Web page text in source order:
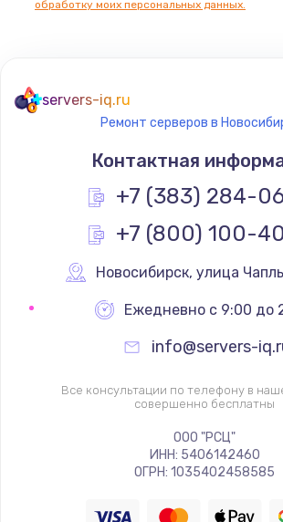
обработку моих персональных данных.
servers-iq.ru
Ремонт серверов в
Контактная
+7 (383) 284-
+7 (800) 100-
Новосибирск, улица
Ежедневно с 9:00 до
info@servers-
Все консультации по телефону в
совершенно бесплатны
ООО "РСЦ"
ИНН: 5406142460
ОГРН: 1035402458585